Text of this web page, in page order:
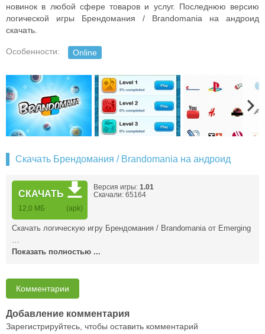
новинок в любой сфере товаров и услуг. Последнюю версию
логической игры Брендомания / Brandomania на андроид
скачать.
Особенности: Online
Скачать Брендомания / Brandomania на андроид
СКАЧАТЬ
12,0 MБ (apk)
Версия игры: 1.01
Скачали: 65164
Скачать логическую игру Брендомания / Brandomania от Emerging
…
Показать полностью ...
Комментарии
Добавление комментария
Зарегистрируйтесь, чтобы оставить комментарий